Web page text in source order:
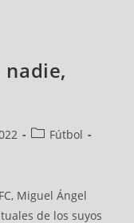
Fútbol
Miguel Ángel
de los suyos